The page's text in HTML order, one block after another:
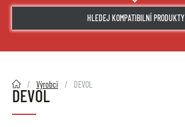
HLEDEJ KOMPATIBILNÍ PRODUKTY
2HMOTO.cz Výrobci DEVOL
DEVOL